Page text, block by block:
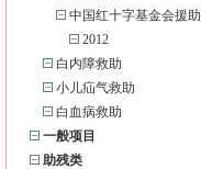
中国红十字基金会援助
2012
白内障救助
小儿疝气救助
白血病救助
一般项目
助残类